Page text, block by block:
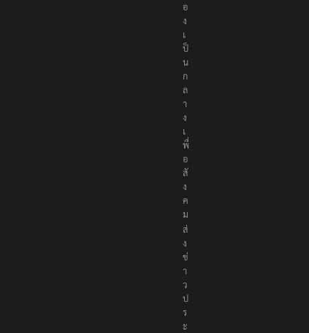
อ
ง
เ
ป็
น
ก
ล
า
ง
เ
พื่
อ
สั
ง
ค
ม
ส่
ง
ข่
า
ว
ป
ร
ะ